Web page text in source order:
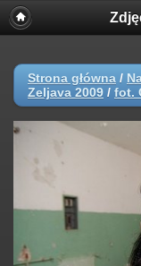
Strona główna /
Zeljava 2009 / fot.